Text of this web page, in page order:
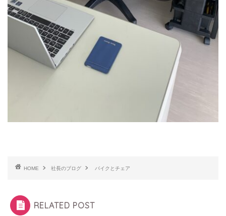
HOME 社長のブログ バイクとチェア
RELATED POST